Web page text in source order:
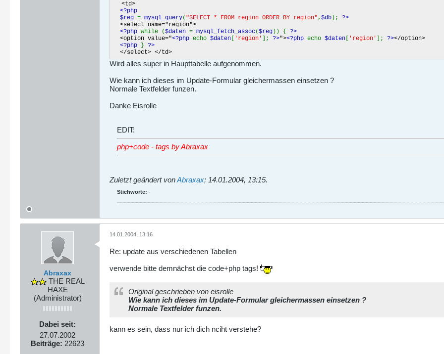
<td>
<?php
$reg = mysql_query( "SELECT * FROM region ORDER BY region", $db ); ?>
<select name="region">
<?php while ($daten = mysql_fetch_assoc($reg )) { ?>
<option value="<?php echo $daten 'region' ]; ?>"><?php echo $daten 'region' ]; ?></option>
<?php
} ?>
</select> </td>
Wird alles super in Haupttabelle aufgenommen.
Wie kann ich dieses im Update-Formular gleichermassen einsetzen ?
Normale Textfelder funzen.
Danke Eisrolle
EDIT:
php+code - tags by Abraxax
Zuletzt geändert vonAbraxax; 14.01.2004, 13:15.
Stichworte: -
Abraxax
THE REAL
HAXE
(Administrator)
Dabei seit:
27.07.2002
Beiträge: 22623
14.01.2004, 13:16
Re: update aus verschiedenen Tabellen
verwende bitte demnächst die code+php tags!
Original geschrieben von eisrolle
Wie kann ich dieses im Update-Formular gleichermassen einsetzen ?
Normale Textfelder funzen.
kann es sein, dass nur ich dich nciht verstehe?